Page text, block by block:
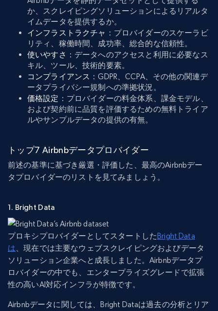
か、スクレイピングソリューションによるリアルタ
イムデータを提供するか。
インフラストラクチャ ：プロバイダーのスケーラビ
リティ、稼働時間、成功率、総合的な信頼性。
使いやすさ ：データへのアクセスと利用に必要なス
キル、ツール、技術的要素。
コンプライアンス ：GDPR、CCPA、その他の関連デ
ータプライバシー規制への準拠状況。
価格設定 ：プロバイダーの料金体系、課金モデル、
および契約前に品質を評価するための無料トライア
ルやサンプルデータの提供の有無。
トップ7 Airbnbデータプロバイダー
前述の基準に基づき厳選・評価した、最高のAirbnbデー
タプロバイダーのリストを見てみましょう。
1. Bright Data
プロキシプロバイダーとしてスタートしたBright Data
は、現在では主要なウェブスクレイピングおよびデータ
ソリューション企業へと成長しました。Airbnbデータプ
ロバイダーの中でも、エンタープライズグレードで拡張
性の高いAI対応インフラが特徴です。
Airbnbデータに関しては、Bright Dataは過去の分析とリア